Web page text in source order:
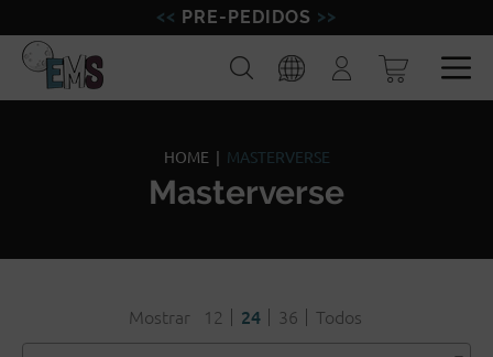
PRE-PEDIDOS
MINIATURAS
MODELISMO
MARCAS
Buscar
Iniciar
sesión
HOME MASTERVERSE
Masterverse
Mostrar 12 24 36 Todos